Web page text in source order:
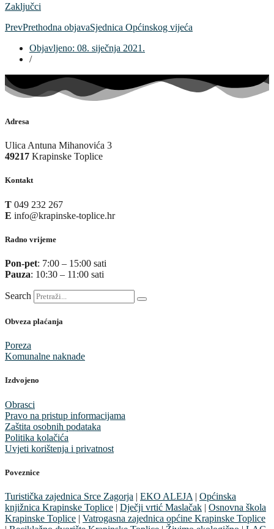
Zaključci
PrevPrethodna objavaSjednica Općinskog vijeća
Objavljeno: 08. siječnja 2021.
/
Adresa
Ulica Antuna Mihanovića 3
49217 Krapinske Toplice
Kontakt
T 049 232 267
E info@krapinske-toplice.hr
Radno vrijeme
Pon-pet: 7:00 – 15:00 sati
Pauza: 10:30 – 11:00 sati
Search
Obveza plaćanja
Poreza
Komunalne naknade
Izdvojeno
Obrasci
Pravo na pristup informacijama
Zaštita osobnih podataka
Politika kolačića
Uvjeti korištenja i privatnost
Poveznice
Turistička zajednica Srce Zagorja | EKO ALEJA | Općinska
knjižnica Krapinske Toplice | Dječji vrtić Maslačak | Osnovna škola
Krapinske Toplice | Vatrogasna zajednica općine Krapinske Toplice